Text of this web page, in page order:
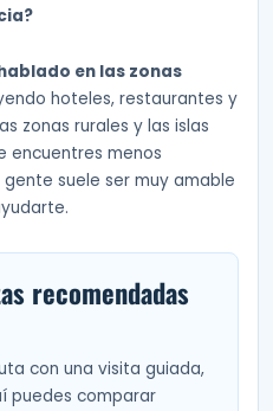
en las zonas
hoteles, restaurantes y
zonas rurales y las islas
encuentres menos
suele ser muy amable
recomendadas
con una visita guiada,
puedes comparar